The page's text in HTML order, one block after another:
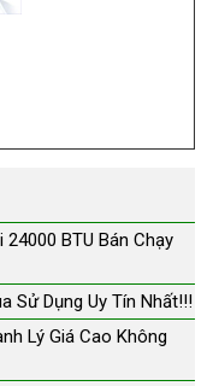
BTU Bán Chạy
Sử Dụng Uy Tín Nhất!!!
Lý Giá Cao Không